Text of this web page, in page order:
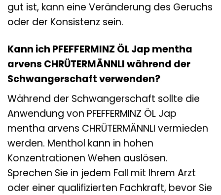
gut ist, kann eine Veränderung des Geruchs
oder der Konsistenz sein.
Kann ich PFEFFERMINZ ÖL Jap mentha
arvens CHRÜTERMÄNNLI während der
Schwangerschaft verwenden?
Während der Schwangerschaft sollte die
Anwendung von PFEFFERMINZ ÖL Jap
mentha arvens CHRÜTERMÄNNLI vermieden
werden. Menthol kann in hohen
Konzentrationen Wehen auslösen.
Sprechen Sie in jedem Fall mit Ihrem Arzt
oder einer qualifizierten Fachkraft, bevor Sie